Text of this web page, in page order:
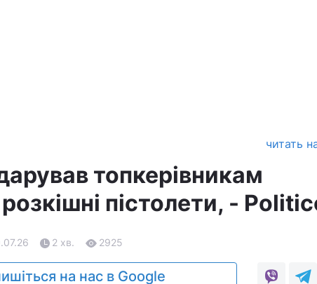
читать
топкерівникам
пістолети, -
2 хв. 2925
на нас в Google